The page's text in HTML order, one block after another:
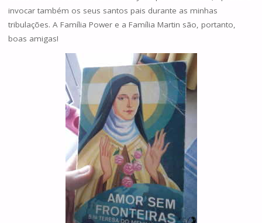
invocar também os seus santos pais durante as minhas
tribulações. A Família Power e a Família Martin são, portanto,
boas amigas!